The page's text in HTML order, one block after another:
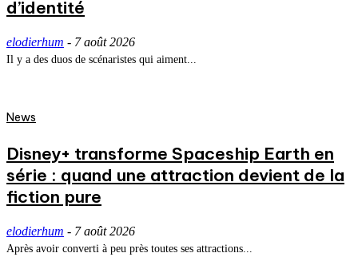
d’identité
elodierhum - 7 août 2026
Il y a des duos de scénaristes qui aiment...
News
Disney+ transforme Spaceship Earth en
série : quand une attraction devient de la
fiction pure
elodierhum - 7 août 2026
Après avoir converti à peu près toutes ses attractions...